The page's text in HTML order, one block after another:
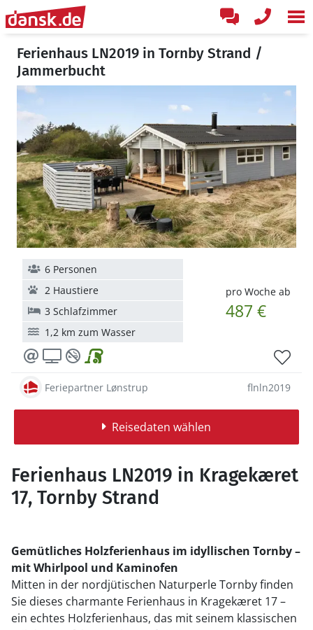
Ferienhaus LN2019 in Tornby Strand /
Jammerbucht
pro Woche ab
487 €
6 Personen
2 Haustiere
3 Schlafzimmer
1,2 km zum Wasser
Feriepartner Lønstrup flnln2019
Reisedaten wählen
Ferienhaus LN2019 in Kragekæret
17, Tornby Strand
Gemütliches Holzferienhaus im idyllischen Tornby –
mit Whirlpool und Kaminofen
Mitten in der nordjütischen Naturperle Tornby finden
Sie dieses charmante Ferienhaus in Kragekæret 17 –
ein echtes Holzferienhaus, das mit seinem klassischen